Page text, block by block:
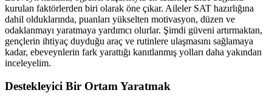
kurulan faktörlerden biri olarak öne çıkar. Aileler SAT hazırlığına
dahil olduklarında, puanları yükselten motivasyon, düzen ve
odaklanmayı yaratmaya yardımcı olurlar. Şimdi güveni artırmaktan,
gençlerin ihtiyaç duyduğu araç ve rutinlere ulaşmasını sağlamaya
kadar, ebeveynlerin fark yarattığı kanıtlanmış yolları daha yakından
inceleyelim.
Destekleyici Bir Ortam Yaratmak